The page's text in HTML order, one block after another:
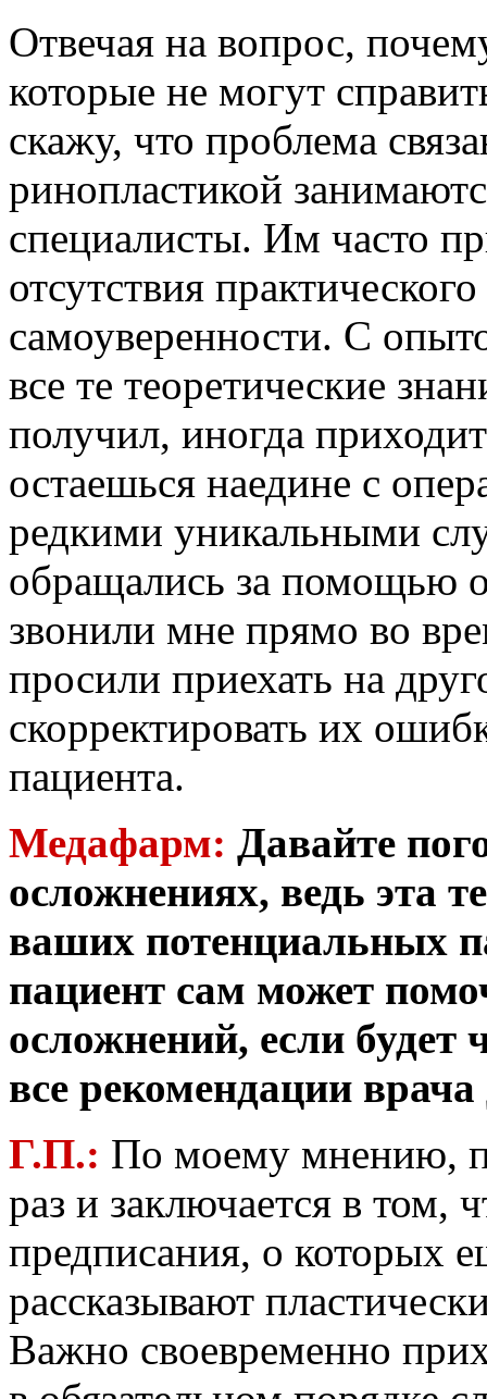
Отвечая на вопрос,
которые не могут
скажу, что проблема
ринопластикой
специалисты. Им часто
отсутствия
самоуверенности. С
все те теоретические
получил, иногда
остаешься наедине с
редкими уникальными
обращались за помощью
звонили мне прямо во
просили приехать на
скорректировать их
пациента.
Медафарм: Давайте
осложнениях, ведь эта
ваших потенциальных
пациент сам может
осложнений, если будет
все рекомендации
Г.П.: По моему мнению,
раз и заключается в том,
предписания, о которых
рассказывают
Важно своевременно